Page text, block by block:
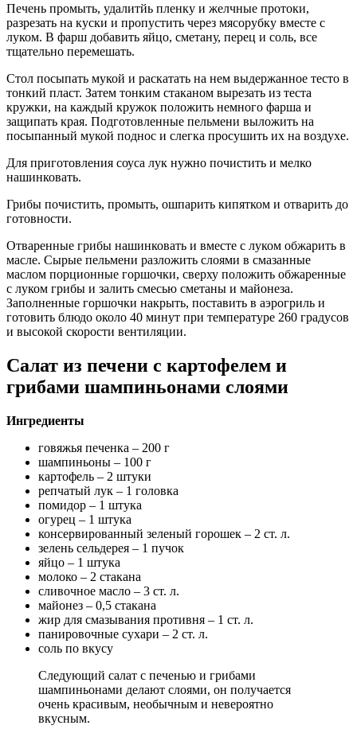
Печень промыть, удалитйь пленку и желчные протоки,
разрезать на куски и пропустить через мясорубку вместе с
луком. В фарш добавить яйцо, сметану, перец и соль, все
тщательно перемешать.
Стол посыпать мукой и раскатать на нем выдержанное тесто в
тонкий пласт. Затем тонким стаканом вырезать из теста
кружки, на каждый кружок положить немного фарша и
защипать края. Подготовленные пельмени выложить на
посыпанный мукой поднос и слегка просушить их на воздухе.
Для приготовления соуса лук нужно почистить и мелко
нашинковать.
Грибы почистить, промыть, ошпарить кипятком и отварить до
готовности.
Отваренные грибы нашинковать и вместе с луком обжарить в
масле. Сырые пельмени разложить слоями в смазанные
маслом порционные горшочки, сверху положить обжаренные
с луком грибы и залить смесью сметаны и майонеза.
Заполненные горшочки накрыть, поставить в аэрогриль и
готовить блюдо около 40 минут при температуре 260 градусов
и высокой скорости вентиляции.
Салат из печени с картофелем и
грибами шампиньонами слоями
Ингредиенты
говяжья печенка – 200 г
шампиньоны – 100 г
картофель – 2 штуки
репчатый лук – 1 головка
помидор – 1 штука
огурец – 1 штука
консервированный зеленый горошек – 2 ст. л.
зелень сельдерея – 1 пучок
яйцо – 1 штука
молоко – 2 стакана
сливочное масло – 3 ст. л.
майонез – 0,5 стакана
жир для смазывания противня – 1 ст. л.
панировочные сухари – 2 ст. л.
соль по вкусу
Следующий салат с печенью и грибами
шампиньонами делают слоями, он получается
очень красивым, необычным и невероятно
вкусным.